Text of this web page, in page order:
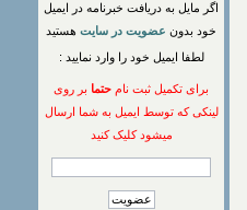
اگر مایل به دریافت خبرنامه در ایمیل
خود بدون عضویت در سایت هستید
لطفا ایمیل خود را وارد نمایید :
برای تکمیل ثبت نام حتما بر روی
لینکی که توسط ایمیل به شما ارسال
میشود کلیک کنید